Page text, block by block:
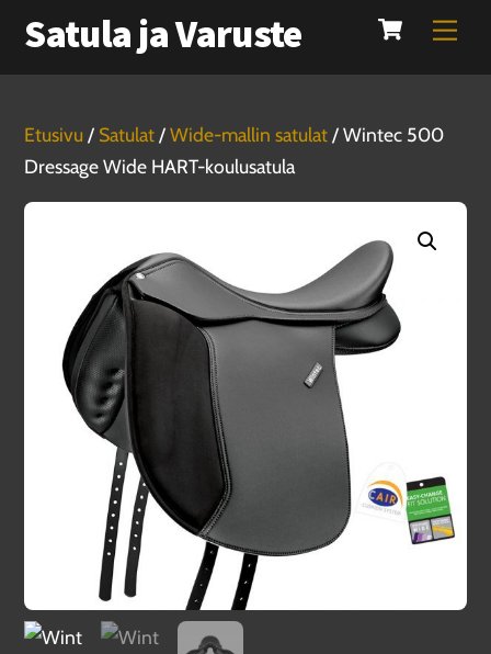
content
Cart
Satula ja Varuste
Etusivu / Satulat/Wide-mallin satulat/ Wintec 500
Dressage Wide HART-koulusatula